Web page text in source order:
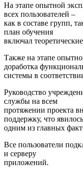
На этапе опытной
всех пользователей –
как в составе групп,
план обучения
включал
Также на этапе
доработка
системы в
Руководство
службы на всем
протяжении проекта
поддержку, что явилось
одним из главных
Все пользователи
и серверу
приложений.